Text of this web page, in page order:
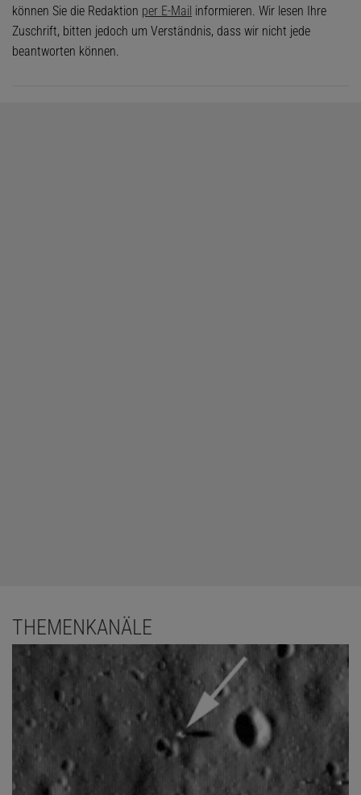
können Sie die Redaktion per E-Mail informieren. Wir lesen Ihre
Zuschrift, bitten jedoch um Verständnis, dass wir nicht jede
beantworten können.
THEMENKANÄLE